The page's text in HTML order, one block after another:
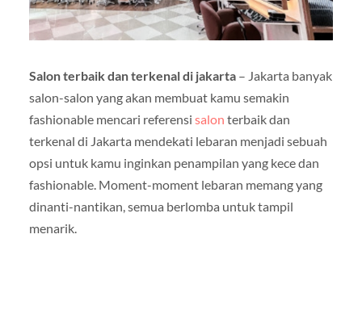
Salon terbaik dan terkenal di jakarta– Jakarta banyak
salon-salon yang akan membuat kamu semakin
fashionable mencari referensi salon terbaik dan
terkenal di Jakarta mendekati lebaran menjadi sebuah
opsi untuk kamu inginkan penampilan yang kece dan
fashionable. Moment-moment lebaran memang yang
dinanti-nantikan, semua berlomba untuk tampil
menarik.